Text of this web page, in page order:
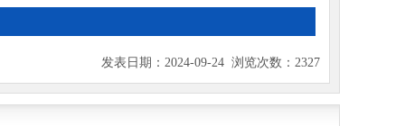
发表日期：2024-09-24 浏览次数：2327